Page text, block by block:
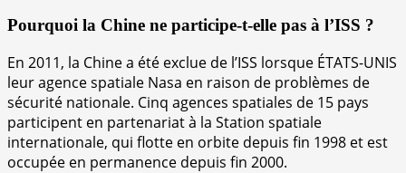
Pourquoi la Chine ne participe-t-elle pas à l’ISS ?
En 2011, la Chine a été exclue de l’ISS lorsque ÉTATS-UNIS
leur agence spatiale Nasa en raison de problèmes de
sécurité nationale. Cinq agences spatiales de 15 pays
participent en partenariat à la Station spatiale
internationale, qui flotte en orbite depuis fin 1998 et est
occupée en permanence depuis fin 2000.